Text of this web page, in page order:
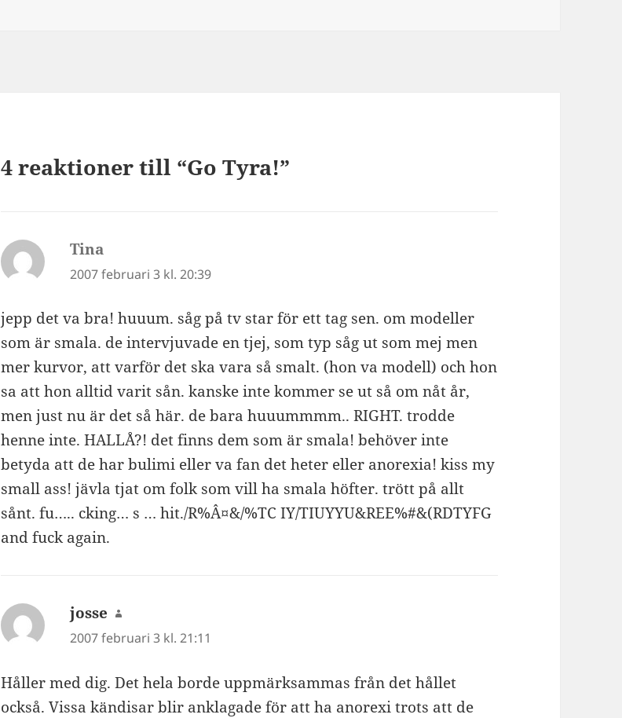
4 reaktioner till “Go Tyra!”
Tina
2007 februari 3 kl. 20:39
jepp det va bra! huuum. såg på tv star för ett tag sen. om modeller
som är smala. de intervjuvade en tjej, som typ såg ut som mej men
mer kurvor, att varför det ska vara så smalt. (hon va modell) och hon
sa att hon alltid varit sån. kanske inte kommer se ut så om nåt år,
men just nu är det så här. de bara huuummmm.. RIGHT. trodde
henne inte. HALLÅ?! det finns dem som är smala! behöver inte
betyda att de har bulimi eller va fan det heter eller anorexia! kiss my
small ass! jävla tjat om folk som vill ha smala höfter. trött på allt
sånt. fu….. cking… s … hit./R%Â¤&/%TC IY/TIUYYU&REE%#&(RDTYFG
and fuck again.
josse skriver:
2007 februari 3 kl. 21:11
Håller med dig. Det hela borde uppmärksammas från det hållet
också. Vissa kändisar blir anklagade för att ha anorexi trots att de